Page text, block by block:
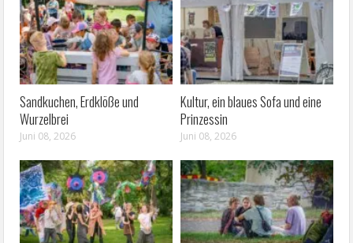
Sandkuchen, Erdklöße und
Wurzelbrei
Juni 08, 2026
Kultur, ein blaues Sofa und eine
Prinzessin
Juni 08, 2026